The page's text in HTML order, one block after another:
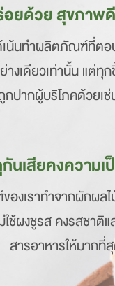
อยด้วย สุขภาพ
เน้นทำผลิตภัณฑ์ที่ตอ
งเดียวเท่านั้น แต่ทุ
กปากผู้บริโภคด้วยเ
นเสียคงความ
งเราทำจากผักผลไ
ใช้ผงชูรส คงรสชาติ
สารอาหารให้มากที่